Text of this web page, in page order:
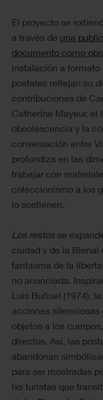
El proyecto se
a través de una
documento como
instalación a
postales reflejan su
contribuciones de
Catherine Mayeur, el
obsolescencia y la
conversación entre
profundiza en las
trabajar con
coleccionismo a los
lo sostienen.
Los restosse
ciudad y de la Bienal
fantasma de la
no anunciada.
Luis Buñuel (1974),
acciones silenciosas
objetos a los
directos. Así, las
abandonan
para ser mostradas
lxs turistas que